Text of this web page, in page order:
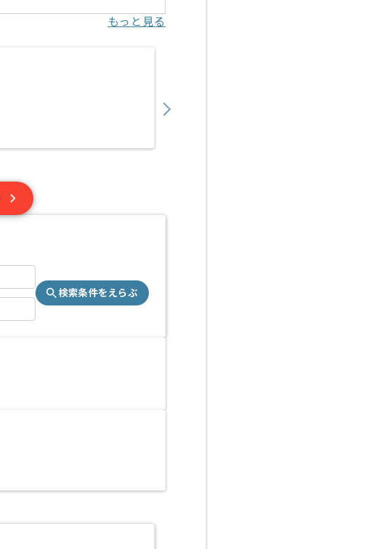
もっと見る
検索条件をえらぶ